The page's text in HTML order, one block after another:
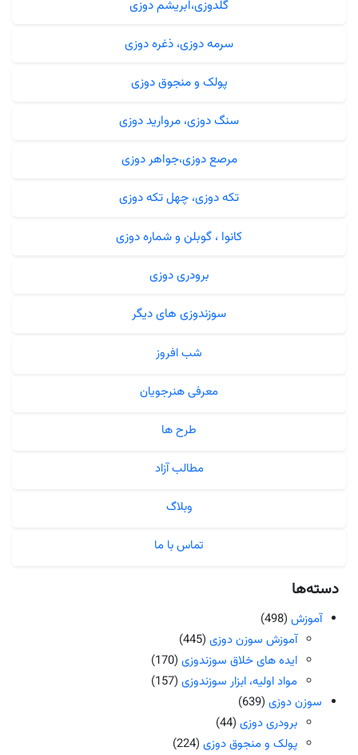
گلدوزی،ابریشم دوزی
سرمه دوزی، ذغره دوزی
پولک و منجوق دوزی
سنگ دوزی، مروارید دوزی
مرصع دوزی،جواهر دوزی
تکه دوزی، چهل تکه دوزی
کانوا ، گوبلن و شماره دوزی
برودری دوزی
سوزندوزی های دیگر
شب افروز
معرفی هنرجویان
طرح ها
مطالب آزاد
وبلاگ
تماس با ما
دسته‌ها
آموزش (498)
آموزش سوزن دوزی (445)
ایده های خلاق سوزندوزی (170)
مواد اولیه، ابزار سوزندوزی (157)
سوزن دوزی (639)
برودری دوزی (44)
پولک و منجوق دوزی (224)